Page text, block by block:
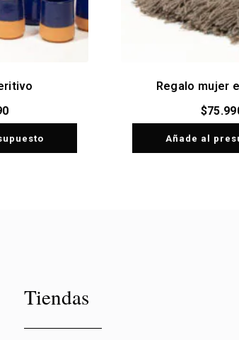
Regalo mujer
$
Añade al
Tiendas